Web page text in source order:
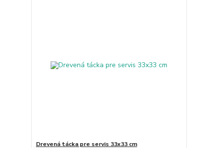
Drevená tácka pre servis 33x33 cm